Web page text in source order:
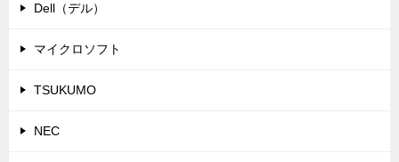
Dell（デル）
マイクロソフト
TSUKUMO
NEC